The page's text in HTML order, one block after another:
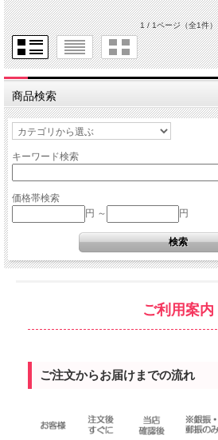
1 / 1ページ（全1件）
商品検索
キーワード検索
価格帯検索
円 ～
円
ご利用案内
ご注文からお届けまでの流れ